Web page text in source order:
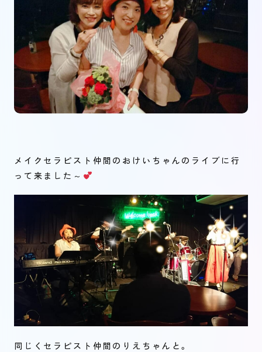
メイクセラピスト仲間のおけいちゃんのライブに行
って来ました～
同じくセラピスト仲間のりえちゃんと。